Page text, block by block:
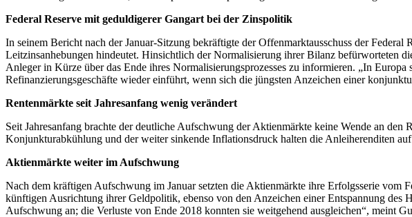
Federal Reserve mit geduldigerer Gangart bei der Zinspolitik
In seinem Bericht nach der Januar-Sitzung bekräftigte der Offenmarktausschuss der
Leitzinsanhebungen hindeutet. Hinsichtlich der Normalisierung ihrer Bilanz befürworteten
Anleger in Kürze über das Ende ihres Normalisierungsprozesses zu informieren. „In
Refinanzierungsgeschäfte wieder einführt, wenn sich die jüngsten Anzeichen einer
Rentenmärkte seit Jahresanfang wenig verändert
Seit Jahresanfang brachte der deutliche Aufschwung der Aktienmärkte keine Wende an
Konjunkturabkühlung und der weiter sinkende Inflationsdruck halten die Anleiherenditen
Aktienmärkte weiter im Aufschwung
Nach dem kräftigen Aufschwung im Januar setzten die Aktienmärkte ihre Erfolgsserie
künftigen Ausrichtung ihrer Geldpolitik, ebenso von den Anzeichen einer Entspannung
Aufschwung an; die Verluste von Ende 2018 konnten sie weitgehend ausgleichen“, meint